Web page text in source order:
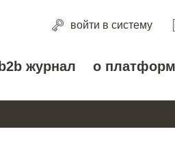
войти в систему
b2b журнал о